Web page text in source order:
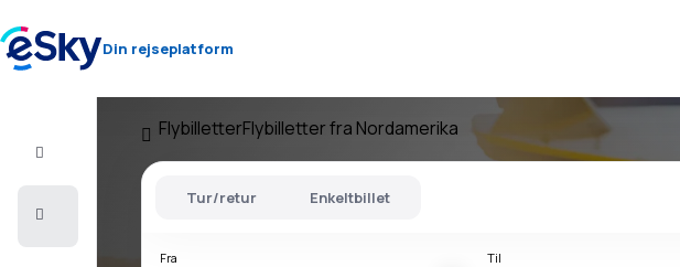
Din rejseplatform
FlybilletterFlybilletter fra Nordamerika
Tur/retur Enkeltbillet
Fra Til